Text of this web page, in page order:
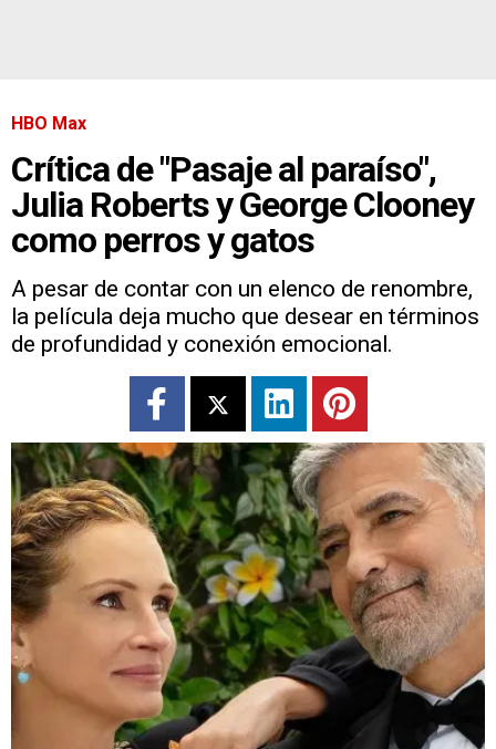
HBO Max
Crítica de "Pasaje al paraíso",
Julia Roberts y George Clooney
como perros y gatos
A pesar de contar con un elenco de renombre,
la película deja mucho que desear en términos
de profundidad y conexión emocional.